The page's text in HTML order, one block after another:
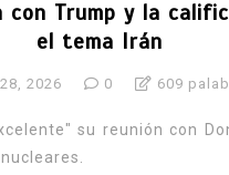
con Trump y la
el tema Irán
2026 0 609
su reunión con